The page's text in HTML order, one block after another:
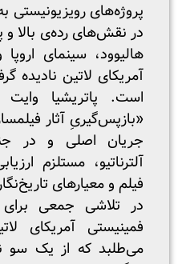
پروژه‌های رویزیونیستی
در نقش‌های رده‌ی بالا و
هالیوود، سینمای
آمریکای لاتین نادیده
است. پاتریشیا
«بازپس‌گیریِ آثار
جریان اصلی و در
آلترناتیو، مستلزم
فیلم و معیارهای
در تلاشی جمعی
فمینیستی آمریکای
می‌طلبد که از یک